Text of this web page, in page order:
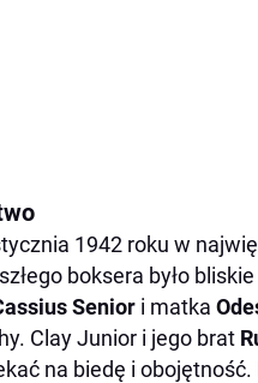
1942 roku w
boksera było
Senior i matka
Clay Junior i jego brat
na biedę i obojętność.